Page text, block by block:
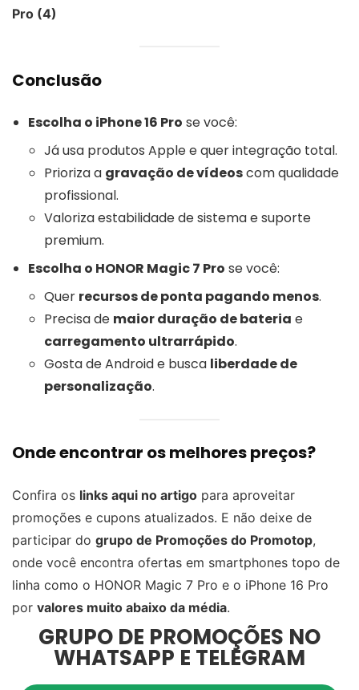
Pro (4)
Conclusão
Escolha o iPhone 16 Pro se você:
Já usa produtos Apple e quer integração total.
Prioriza a gravação de vídeoscom qualidade
profissional.
Valoriza estabilidade de sistema e suporte
premium.
Escolha o HONOR Magic 7 Pro se você:
Quer recursos de ponta pagando menos.
Precisa de maior duração de bateria e
carregamento ultrarrápido.
Gosta de Android e busca liberdade de
personalização.
Onde encontrar os melhores preços?
Confira os links aqui no artigo para aproveitar
promoções e cupons atualizados. E não deixe de
participar do grupo de Promoções do Promotop,
onde você encontra ofertas em smartphones topo de
linha como o HONOR Magic 7 Pro e o iPhone 16 Pro
por valores muito abaixo da média.
GRUPO DE PROMOÇÕES NO
WHATSAPP E TELEGRAM